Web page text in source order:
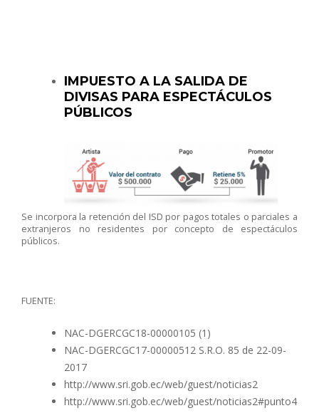
IMPUESTO A LA SALIDA DE
DIVISAS PARA ESPECTÁCULOS
PÚBLICOS
Se incorpora la retención del ISD por pagos totales o parciales a
extranjeros no residentes por concepto de espectáculos
públicos.
FUENTE:
NAC-DGERCGC18-00000105 (1)
NAC-DGERCGC17-00000512 S.R.O. 85 de 22-09-
2017
http://www.sri.gob.ec/web/guest/noticias2
http://www.sri.gob.ec/web/guest/noticias2#punto4